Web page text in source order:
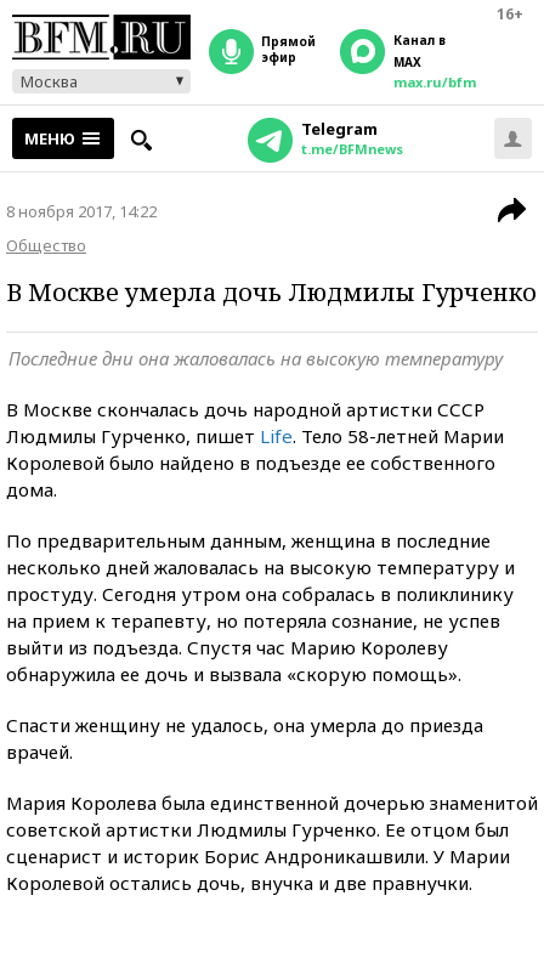
16+
Москва
прямой
эфир
Канал в
MAX
max.ru/bfm
МЕНЮ Telegram
t.me/BFMnews
8 ноября 2017, 14:22
Общество
В Москве умерла дочь Людмилы Гурченко
Последние дни она жаловалась на высокую температуру
В Москве скончалась дочь народной артистки СССР
Людмилы Гурченко, пишет Life. Тело 58-летней Марии
Королевой было найдено в подъезде ее собственного
дома.
По предварительным данным, женщина в последние
несколько дней жаловалась на высокую температуру и
простуду. Сегодня утром она собралась в поликлинику
на прием к терапевту, но потеряла сознание, не успев
выйти из подъезда. Спустя час Марию Королеву
обнаружила ее дочь и вызвала «скорую помощь».
Спасти женщину не удалось, она умерла до приезда
врачей.
Мария Королева была единственной дочерью знаменитой
советской артистки Людмилы Гурченко. Ее отцом был
сценарист и историк Борис Андроникашвили. У Марии
Королевой остались дочь, внучка и две правнучки.